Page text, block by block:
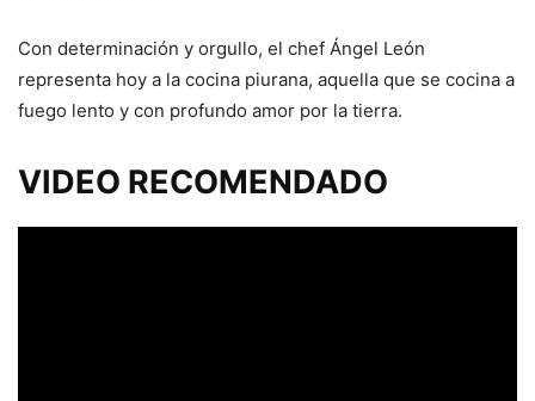
Con determinación y orgullo, el chef Ángel León
representa hoy a la cocina piurana, aquella que se cocina a
fuego lento y con profundo amor por la tierra.
VIDEO RECOMENDADO